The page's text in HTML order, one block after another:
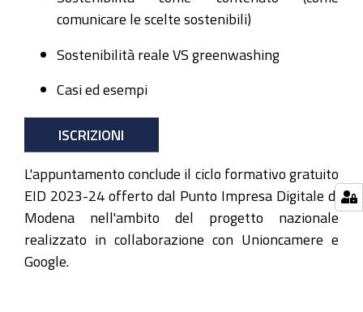
webinar
organizzato
dal
Punto
Impresa
Digitale
di
Modena
comunicare le scelte sostenibili)
Sostenibilità reale VS greenwashing
Casi ed esempi
ISCRIZIONI
L'appuntamento conclude il ciclo formativo gratuito
EID 2023-24 offerto dal Punto Impresa Digitale di
Modena nell'ambito del progetto nazionale
realizzato in collaborazione con Unioncamere e
Google.